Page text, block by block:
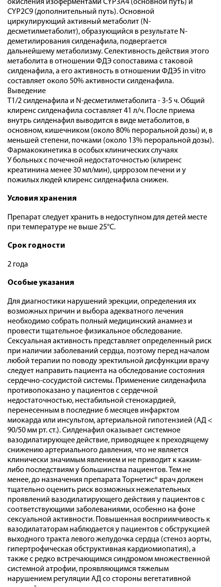
окисления изоферментами CYP3A4 (основной путь) и
CYP2C9 (дополнительный путь). Основной
циркулирующий активный метаболит (N-
десметилметаболит), образующийся в результате N-
деметилирования силденафила, подвергается
дальнейшему метаболизму. Селективность действия этого
метаболита в отношении ФДЭ сопоставима с таковой
силденафила, а его активность в отношении ФДЭ5 in vitro
составляет около 50% активности силденафила.
Выведение
T1/2 силденафила и N-десметилметаболита - 3-5 ч. Общий
клиренс силденафила составляет 41 л/ч. После приема
внутрь силденафил выводится в виде метаболитов, в
основном, кишечником (около 80% пероральной дозы) и, в
меньшей степени, почками (около 13% пероральной дозы).
Фармакокинетика в особых клинических случаях
У больных с почечной недостаточностью (клиренс
креатинина менее 30 мл/мин), циррозом печени и у
пожилых людей клиренс силденафила снижен.
Условия хранения
Препарат следует хранить в недоступном для детей месте
при температуре не выше 25°С.
Срок годности
2 года
Особые указания
Для диагностики нарушений эрекции, определения их
возможных причин и выбора адекватного лечения
необходимо собрать полный медицинский анамнез и
провести тщательное физикальное обследование.
Сексуальная активность представляет определенный риск
при наличии заболеваний сердца, поэтому перед началом
любой терапии по поводу эректильной дисфункции врачу
следует направить пациента на обследование состояния
сердечно-сосудистой системы. Применение силденафила
противопоказано у пациентов с сердечной
недостаточностью, нестабильной стенокардией,
перенесенным в последние 6 месяцев инфарктом
миокарда или инсультом, артериальной гипотензией (АД <
90/50 мм рт. ст.). Силденафил оказывает системное
вазодилатирующее действие, приводящее к преходящему
снижению артериального давления, что не является
клинически значимым явлением и не приводит к каким-
либо последствиям у большинства пациентов. Тем не
менее, до назначения препарата Торнетис® врач должен
тщательно оценить риск возможных нежелательных
проявлений вазодилатирующего действия у пациентов с
соответствующими заболеваниями, особенно на фоне
сексуальной активности. Повышенная восприимчивость к
вазодилататорам наблюдается у пациентов с обструкцией
выходного тракта левого желудочка сердца (стеноз аорты,
гипертрофическая обструктивная кардиомиопатия), а
также с редко встречающимся синдромом множественной
системной атрофии, проявляющимся тяжелым
нарушением регуляции АД со стороны вегетативной